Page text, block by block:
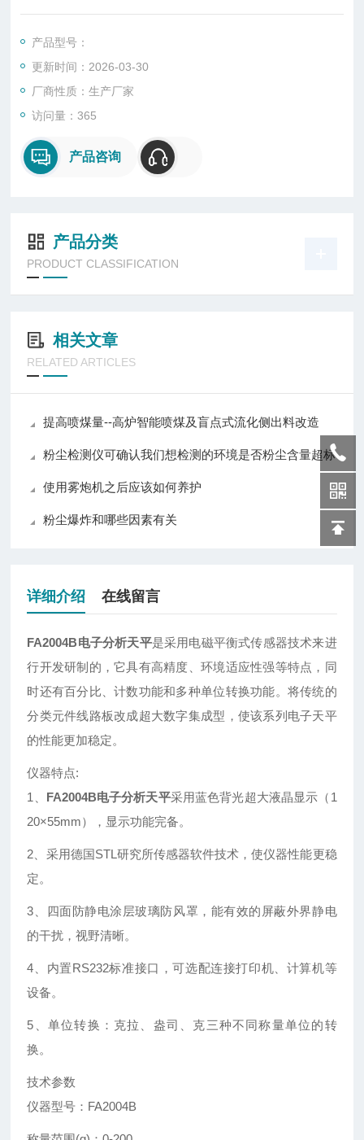
比、计数功能和多种单位转换功能。将传统的分类元件线路板改
产品型号：
更新时间：2026-03-30
厂商性质：生产厂家
访问量：365
产品咨询
产品分类
PRODUCT CLASSIFICATION
相关文章
RELATED ARTICLES
提高喷煤量--高炉智能喷煤及盲点式流化侧出料改造
粉尘检测仪可确认我们想检测的环境是否粉尘含量超标
使用雾炮机之后应该如何养护
粉尘爆炸和哪些因素有关
详细介绍 在线留言
FA2004B电子分析天平是采用电磁平衡式传感器技术来进
行开发研制的，它具有高精度、环境适应性强等特点，同
时还有百分比、计数功能和多种单位转换功能。将传统的
分类元件线路板改成超大数字集成型，使该系列电子天平
的性能更加稳定。
仪器特点:
1、 FA2004B电子分析天平采用蓝色背光超大液晶显示（1
20×55mm），显示功能完备。
2、采用德国STL研究所传感器软件技术，使仪器性能更稳
定。
3、四面防静电涂层玻璃防风罩，能有效的屏蔽外界静电
的干扰，视野清晰。
4、内置RS232标准接口，可选配连接打印机、计算机等
设备。
5、单位转换：克拉、盎司、克三种不同称量单位的转
换。
技术参数
仪器型号：FA2004B